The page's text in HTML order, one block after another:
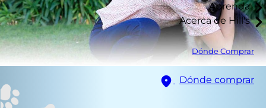
Aprenda
Acerca de Hill's
Dónde Comprar
Dónde comprar